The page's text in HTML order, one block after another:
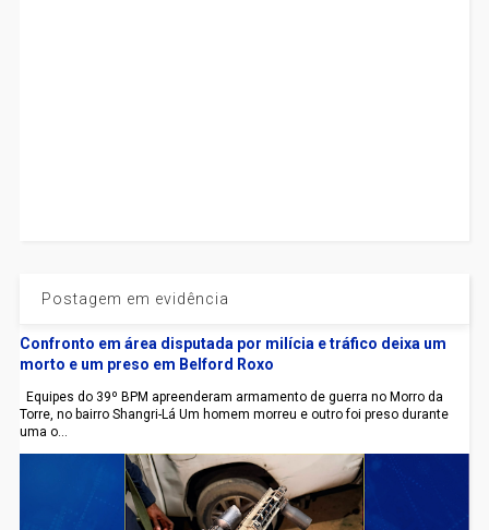
Postagem em evidência
Confronto em área disputada por milícia e tráfico deixa um
morto e um preso em Belford Roxo
Equipes do 39º BPM apreenderam armamento de guerra no Morro da
Torre, no bairro Shangri-Lá Um homem morreu e outro foi preso durante
uma o...